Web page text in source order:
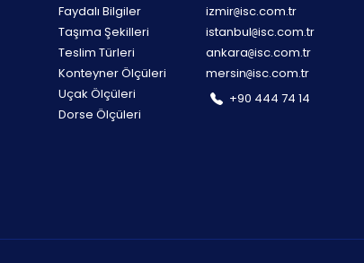
Faydalı Bilgiler
Taşıma Şekilleri
Teslim Türleri
Konteyner Ölçüleri
Uçak Ölçüleri
Dorse Ölçüleri
izmir@isc.com.tr
istanbul@isc.com.tr
ankara@isc.com.tr
mersin@isc.com.tr
+90 444 74 14